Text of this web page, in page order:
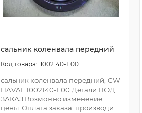
сальник коленвала передний
1002140-E00
сальник коленвала передний, GW
HAVAL 1002140-E00.Детали ПОД
ЗАКАЗ Возможно изменение
цены. Оплата заказа производи..